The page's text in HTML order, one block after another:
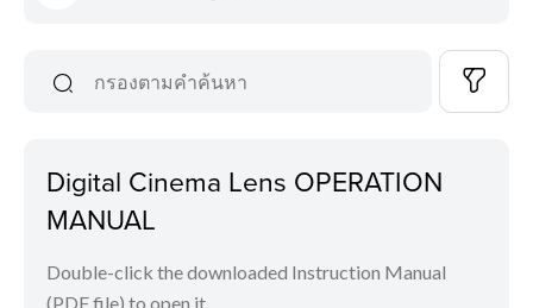
Digital Cinema Lens OPERATION
MANUAL
Double-click the downloaded Instruction Manual
(PDF file) to open it.